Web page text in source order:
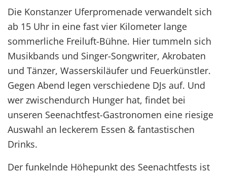
Die Konstanzer Uferpromenade verwandelt sich
ab 15 Uhr in eine fast vier Kilometer lange
sommerliche Freiluft-Bühne. Hier tummeln sich
Musikbands und Singer-Songwriter, Akrobaten
und Tänzer, Wasserskiläufer und Feuerkünstler.
Gegen Abend legen verschiedene DJs auf. Und
wer zwischendurch Hunger hat, findet bei
unseren Seenachtfest-Gastronomen eine riesige
Auswahl an leckerem Essen & fantastischen
Drinks.
Der funkelnde Höhepunkt des Seenachtfests ist